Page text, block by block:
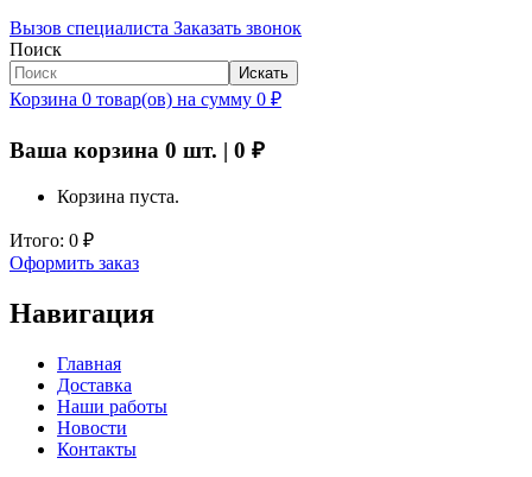
Вызов специалиста Заказать звонок
Поиск
Искать
Корзина 0 товар(ов) на сумму 0 ₽
Ваша корзина 0 шт. | 0 ₽
Корзина пуста.
Итого: 0 ₽
Оформить заказ
Навигация
Главная
Доставка
Наши работы
Новости
Контакты